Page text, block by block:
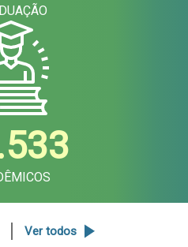
Ver todos